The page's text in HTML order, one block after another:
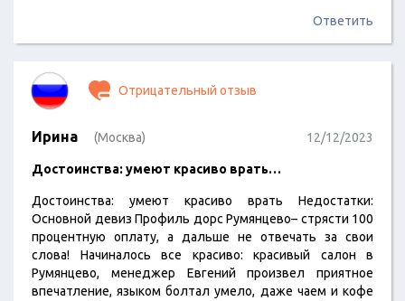
начался трэш, не прекращающийся по сегодняшний
менеджер не отзывался. Через несколько дней
пришло…
Ответить
Отрицательный отзыв
Ирина (Москва) 12/12/2023
Достоинства: умеют красиво врать…
Достоинства: умеют красиво врать Недостатки:
Основной девиз Профиль дорс Румянцево– стрясти 100
процентную оплату, а дальше не отвечать за свои
слова! Начиналось все красиво: красивый салон в
Румянцево, менеджер Евгений произвел приятное
впечатление, языком болтал умело, даже чаем и кофе